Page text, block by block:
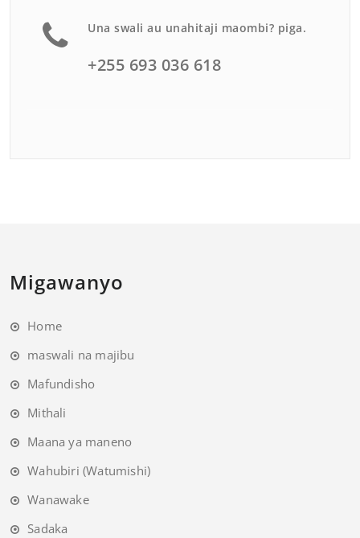
Una swali au unahitaji maombi? piga.
+255 693 036 618
Migawanyo
Home
maswali na majibu
Mafundisho
Mithali
Maana ya maneno
Wahubiri (Watumishi)
Wanawake
Sadaka